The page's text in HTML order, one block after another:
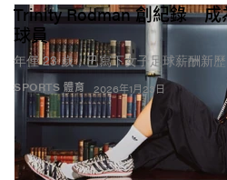
SPORTS 體育
Trinity Rodman 創紀錄 成
球員
年僅 23 歲，已寫下女子足球薪酬新
2026年1月23日